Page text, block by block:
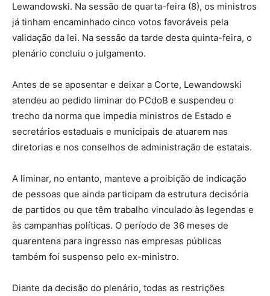
Lewandowski. Na sessão de quarta-feira (8), os ministros
já tinham encaminhado cinco votos favoráveis pela
validação da lei. Na sessão da tarde desta quinta-feira, o
plenário concluiu o julgamento.
Antes de se aposentar e deixar a Corte, Lewandowski
atendeu ao pedido liminar do PCdoB e suspendeu o
trecho da norma que impedia ministros de Estado e
secretários estaduais e municipais de atuarem nas
diretorias e nos conselhos de administração de estatais.
A liminar, no entanto, manteve a proibição de indicação
de pessoas que ainda participam da estrutura decisória
de partidos ou que têm trabalho vinculado às legendas e
às campanhas políticas. O período de 36 meses de
quarentena para ingresso nas empresas públicas
também foi suspenso pelo ex-ministro.
Diante da decisão do plenário, todas as restrições